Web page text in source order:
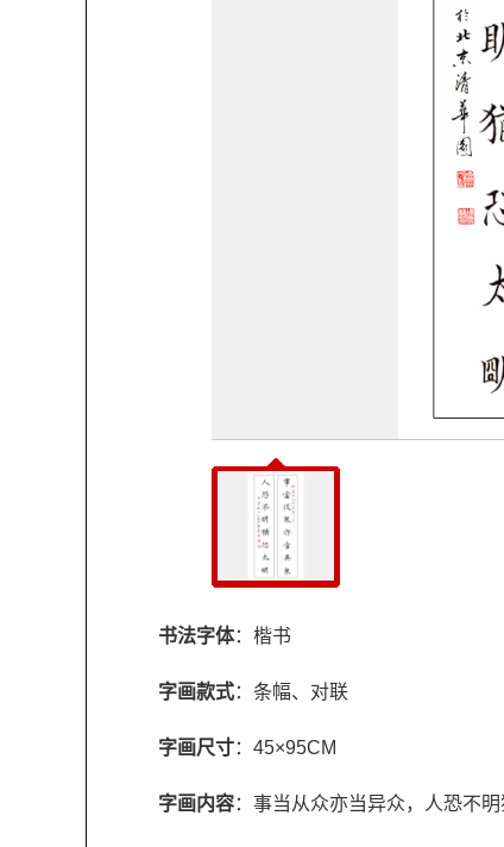
书法字体：楷书
字画款式：条幅、对联
字画尺寸：45×95CM
字画内容：事当从众亦当异众，人恐不